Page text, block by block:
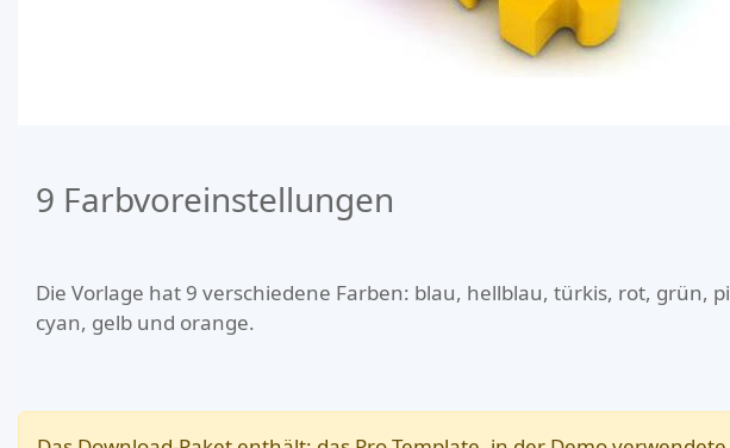
9 Farbvoreinstellungen
Die Vorlage hat 9 verschiedene Farben: blau, hellblau, türkis, rot, grün,
cyan, gelb und orange.